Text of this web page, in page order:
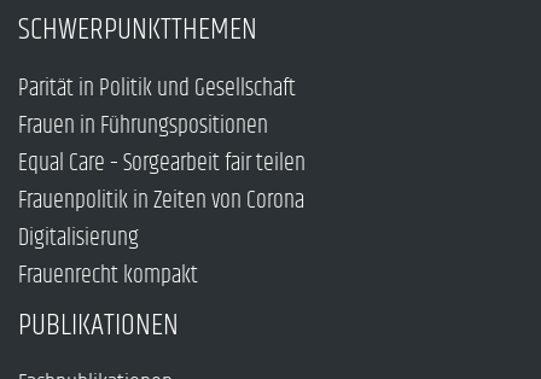
SCHWERPUNKTTHEMEN
Parität in Politik und Gesellschaft
Frauen in Führungspositionen
Equal Care – Sorgearbeit fair teilen
Frauenpolitik in Zeiten von Corona
Digitalisierung
Frauenrecht kompakt
PUBLIKATIONEN